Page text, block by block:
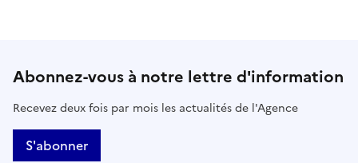
Abonnez-vous à notre lettre d'information
Recevez deux fois par mois les actualités de l'Agence
S'abonner